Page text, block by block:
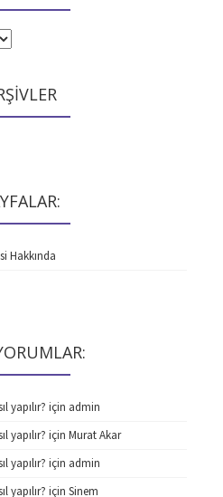
Hakkında
yapılır? için admin
yapılır? için Murat Akar
yapılır? için admin
yapılır? için Sinem